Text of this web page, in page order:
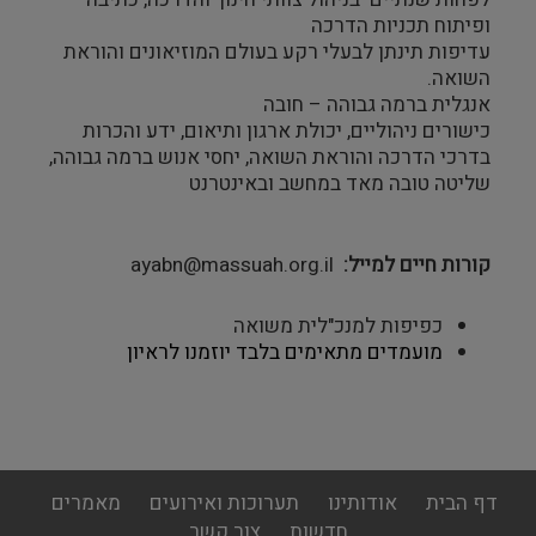
ופיתוח תכניות הדרכה
עדיפות תינתן לבעלי רקע בעולם המוזיאונים והוראת
השואה.
אנגלית ברמה גבוהה – חובה
כישורים ניהוליים, יכולת ארגון ותיאום, ידע והכרות
בדרכי הדרכה והוראת השואה, יחסי אנוש ברמה גבוהה,
שליטה טובה מאד במחשב ובאינטרנט
קורות חיים למייל ayabn@massuah.org.il
כפיפות למנכ"לית משואה
מועמדים מתאימים בלבד יוזמנו לראיון
footer
menu
דף הבית אודותינו תערוכות ואירועים
מאמרים